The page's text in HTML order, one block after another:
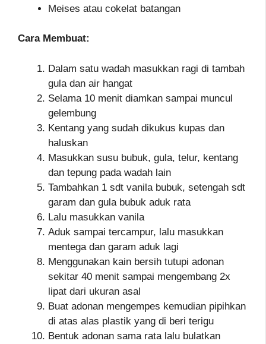
Meises atau cokelat batangan
Cara Membuat:
Dalam satu wadah masukkan ragi di tambah
gula dan air hangat
Selama 10 menit diamkan sampai muncul
gelembung
Kentang yang sudah dikukus kupas dan
haluskan
Masukkan susu bubuk, gula, telur, kentang
dan tepung pada wadah lain
Tambahkan 1 sdt vanila bubuk, setengah sdt
garam dan gula bubuk aduk rata
Lalu masukkan vanila
Aduk sampai tercampur, lalu masukkan
mentega dan garam aduk lagi
Menggunakan kain bersih tutupi adonan
sekitar 40 menit sampai mengembang 2x
lipat dari ukuran asal
Buat adonan mengempes kemudian pipihkan
di atas alas plastik yang di beri terigu
Bentuk adonan sama rata lalu bulatkan